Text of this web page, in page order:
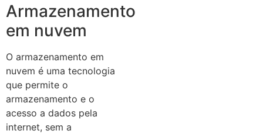
Armazenamento
em nuvem
O armazenamento em
nuvem é uma tecnologia
que permite o
armazenamento e o
acesso a dados pela
internet, sem a